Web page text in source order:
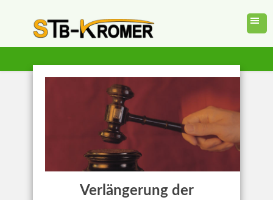
Verlängerung der